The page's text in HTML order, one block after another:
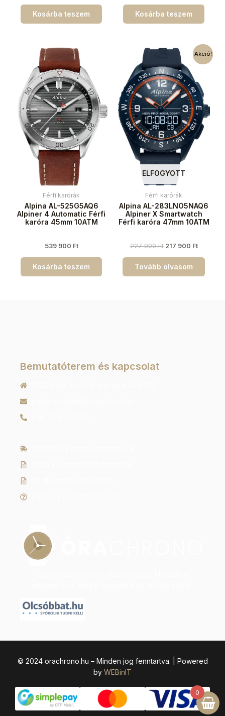
Kosárba teszem Kosárba teszem
Férfi karórák
Alpina AL-525G5AQ6
Alpiner 4 Automatic Férfi
karóra 45mm 10ATM
539 900 Ft
Kosárba teszem
Akció!
ELFOGYOTT
Férfi karórák
Alpina AL-283LNO5NAQ6
Alpiner X Smartwatch
Férfi karóra 47mm 10ATM
227 900Ft 217 900 Ft
Tovább olvasom
Bemutatóterem és kapcsolat
© 2024 orachrono.hu – Minden jog fenntartva. | Powered
by WEBinIT
0